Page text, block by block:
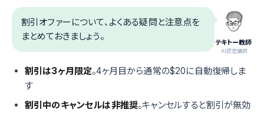
テキトー教師
.AI認定講師
割引オファーについて、よくある疑問と注意点を
まとめておきましょう。
割引は3ヶ月限定。4ヶ月目から通常の$20に自動復帰しま
す
割引中のキャンセルは非推奨。キャンセルすると割引が無効